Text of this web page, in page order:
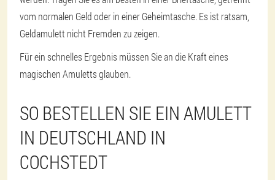
vom normalen Geld oder in einer Geheimtasche. Es ist ratsam,
Geldamulett nicht Fremden zu zeigen.
Für ein schnelles Ergebnis müssen Sie an die Kraft eines
magischen Amuletts glauben.
SO BESTELLEN SIE EIN AMULETT
IN DEUTSCHLAND IN
COCHSTEDT